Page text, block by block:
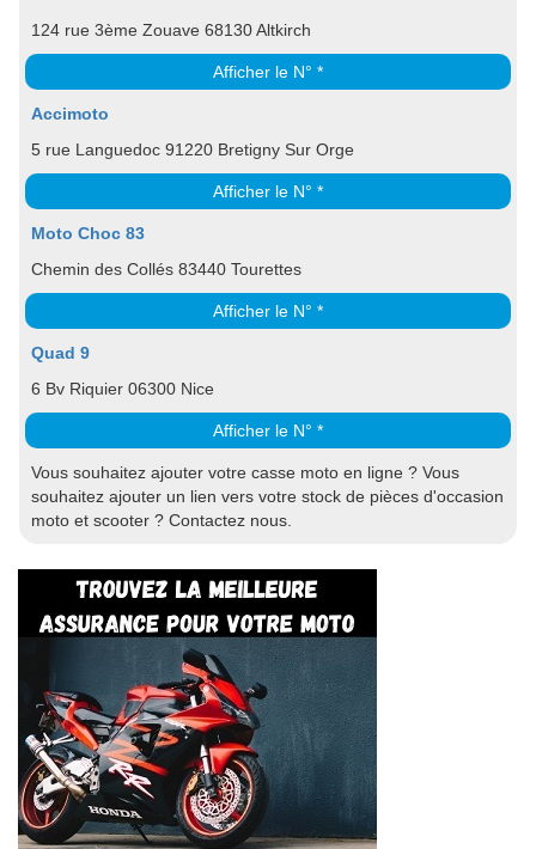
124 rue 3ème Zouave 68130 Altkirch
Afficher le N° *
Accimoto
5 rue Languedoc 91220 Bretigny Sur Orge
Afficher le N° *
Moto Choc 83
Chemin des Collés 83440 Tourettes
Afficher le N° *
Quad 9
6 Bv Riquier 06300 Nice
Afficher le N° *
Vous souhaitez ajouter votre casse moto en ligne ? Vous
souhaitez ajouter un lien vers votre stock de pièces d'occasion
moto et scooter ? Contactez nous.